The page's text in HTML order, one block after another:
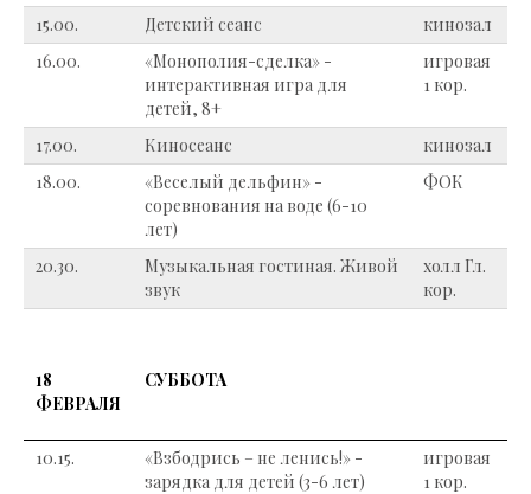
15.00.
Детский сеанс
кинозал
16.00.
«Монополия-сделка» -
интерактивная игра для
детей, 8+
игровая
1 кор.
17.00. Киносеанс
кинозал
18.00.
«Веселый дельфин» -
соревнования на воде (6-10
лет)
ФОК
20.30.
Музыкальная гостиная. Живой
звук
холл Гл.
кор.
18
ФЕВРАЛЯ
СУББОТА
10.15.
«Взбодрись – не ленись!» -
зарядка для детей (3-6 лет)
игровая
1 кор.